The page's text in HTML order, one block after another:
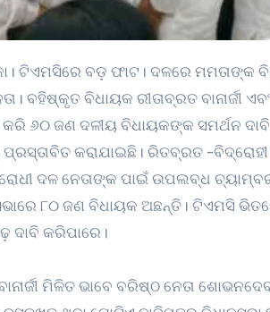
ବହିଷ୍କୃତ ବିଧାୟକ ରୀତାବ୍ରତ ବାନାର୍ଜୀ
୬୦ ଜଣ ଦଳୀୟ ବିଧାୟକଙ୍କ ସମର୍ଥନ ଦାବି
ପ୍ରସ୍ତାବିତ କରାଯାଇଛି। ରିତବ୍ରତ -
ଦଳ ନେତାଙ୍କ ପାଇଁ ଉପଲବ୍ଧ
୮୦ ଜଣ ବିଧାୟକ ଅଛନ୍ତି। ଟିଏମସି
ଦାବି କରିପାରେ।